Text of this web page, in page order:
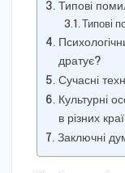
Типові
Типові
дратує?
Сучасні
Культурні
в різних
Заключні